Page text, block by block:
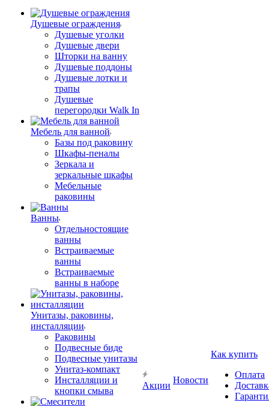
Душевые ограждения
Душевые уголки
Душевые двери
Шторки на ванну
Душевые поддоны
Душевые лотки и
трапы
Душевые
перегородки Walk In
Мебель для ванной
Базы под раковину
Шкафы-пеналы
Зеркала и
зеркальные шкафы
Мебельные
раковины
Ванны
Отдельностоящие
ванны
Встраиваемые
ванны
Встраиваемые
ванны в наборе
Унитазы, раковины,
инсталляции
Раковины
Подвесные биде
Подвесные унитазы
Унитаз-компакт
Инсталляции и
кнопки смыва
Акции
Новости
Как купить
Оплата